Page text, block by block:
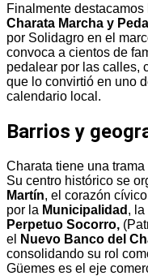
Finalmente
Charata Marcha y
por Solidagro en el
convoca a cientos de
pedalear por las calles,
que lo convirtió en uno
calendario local.
Barrios y
Charata tiene una
Su centro histórico se
Martín, el corazón
por la Municipalidad , la
Perpetuo Socorro,
el
Nuevo Banco del
consolidando su rol
Güemes es el eje